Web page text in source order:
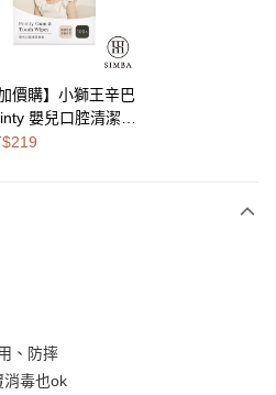
訂單成立後會自動跳轉到大哥付的交易
的期數、繳款截止日，確認付款後即完
額請依後續交易確認頁面所載為準。
交易或遇審核未通過，訂單將自動取
表示未達大哥付你分期系統評分，恕無
卡、不需儲值。
證，即可結帳。
再付款。
點數服務，可於會員專區綁定中華電信
Point 折抵消費金額 (1點等於1元)。
加價購】小獅王辛巴
嬰兒口腔清潔指
入)
、防摔
消毒也ok